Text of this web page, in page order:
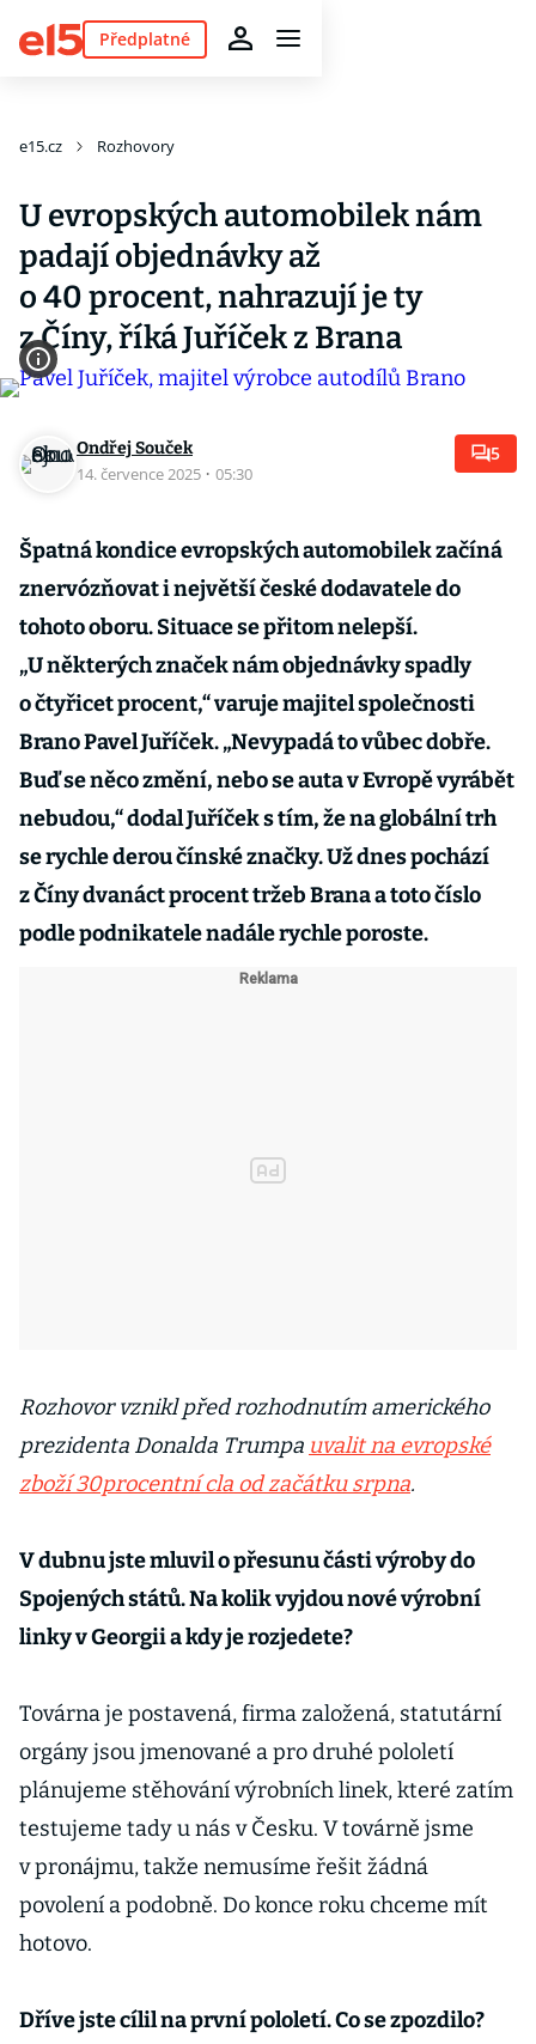
Předplatné
e15.cz Rozhovory
U evropských automobilek nám
padají objednávky až
o 40 procent, nahrazují je ty
z Číny, říká Juříček z Brana
Ondřej Souček
14. července 2025 · 05:30
5
Špatná kondice evropských automobilek začíná
znervózňovat i největší české dodavatele do
tohoto oboru. Situace se přitom nelepší.
„U některých značek nám objednávky spadly
o čtyřicet procent,“ varuje majitel společnosti
Brano Pavel Juříček. „Nevypadá to vůbec dobře.
Buď se něco změní, nebo se auta v Evropě vyrábět
nebudou,“ dodal Juříček s tím, že na globální trh
se rychle derou čínské značky. Už dnes pochází
z Číny dvanáct procent tržeb Brana a toto číslo
podle podnikatele nadále rychle poroste.
Rozhovor vznikl před rozhodnutím amerického
prezidenta Donalda Trumpa uvalit na evropské
zboží 30procentní cla od začátku srpna.
V dubnu jste mluvil o přesunu části výroby do
Spojených států. Na kolik vyjdou nové výrobní
linky v Georgii a kdy je rozjedete?
Továrna je postavená, firma založená, statutární
orgány jsou jmenované a pro druhé pololetí
plánujeme stěhování výrobních linek, které zatím
testujeme tady u nás v Česku. V továrně jsme
v pronájmu, takže nemusíme řešit žádná
povolení a podobně. Do konce roku chceme mít
hotovo.
Dříve jste cílil na první pololetí. Co se zpozdilo?